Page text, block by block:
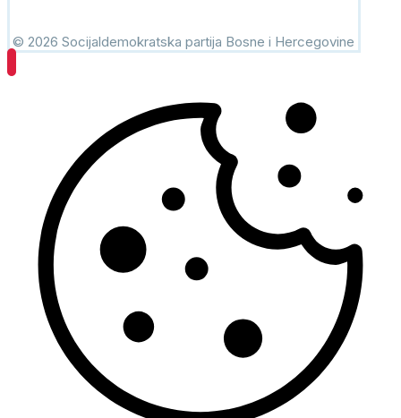
© 2026 Socijaldemokratska partija Bosne i Hercegovine